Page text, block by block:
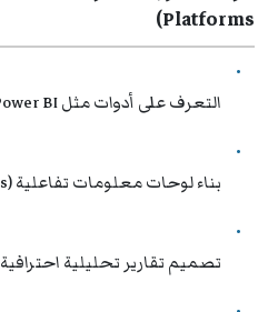
Platforms)
التعرف على أدوات مثل Power BI وTableau
بناء لوحات معلومات تفاعلية (Dashboards)
تصميم تقارير تحليلية احترافية